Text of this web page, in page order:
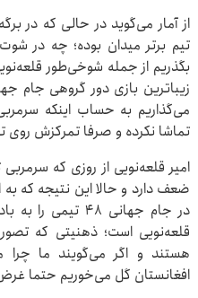
از آمار می‌گوید در حالی که در
تیم برتر میدان بوده؛ چه در
بگذریم از جمله شوخی‌طور
زیباترین بازی دور گروهی جام
می‌گذاریم به حساب اینکه
تماشا نکرده و صرفا تمرکزش روی
امیر قلعه‌نویی از روزی که
ضعف دارد و حالا این نتیجه که به
در جام جهانی ۴۸
قلعه‌نویی است؛ ذهنیتی که
هستند و اگر می‌گویند ما چرا
افغانستان گل می‌خوریم حتما